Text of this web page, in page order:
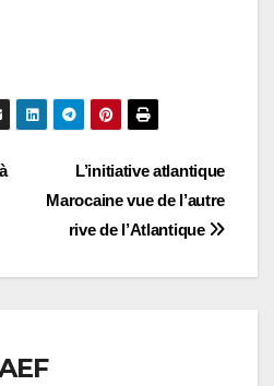
L’initiative atlantique
Marocaine vue de l’autre
rive de l’Atlantique